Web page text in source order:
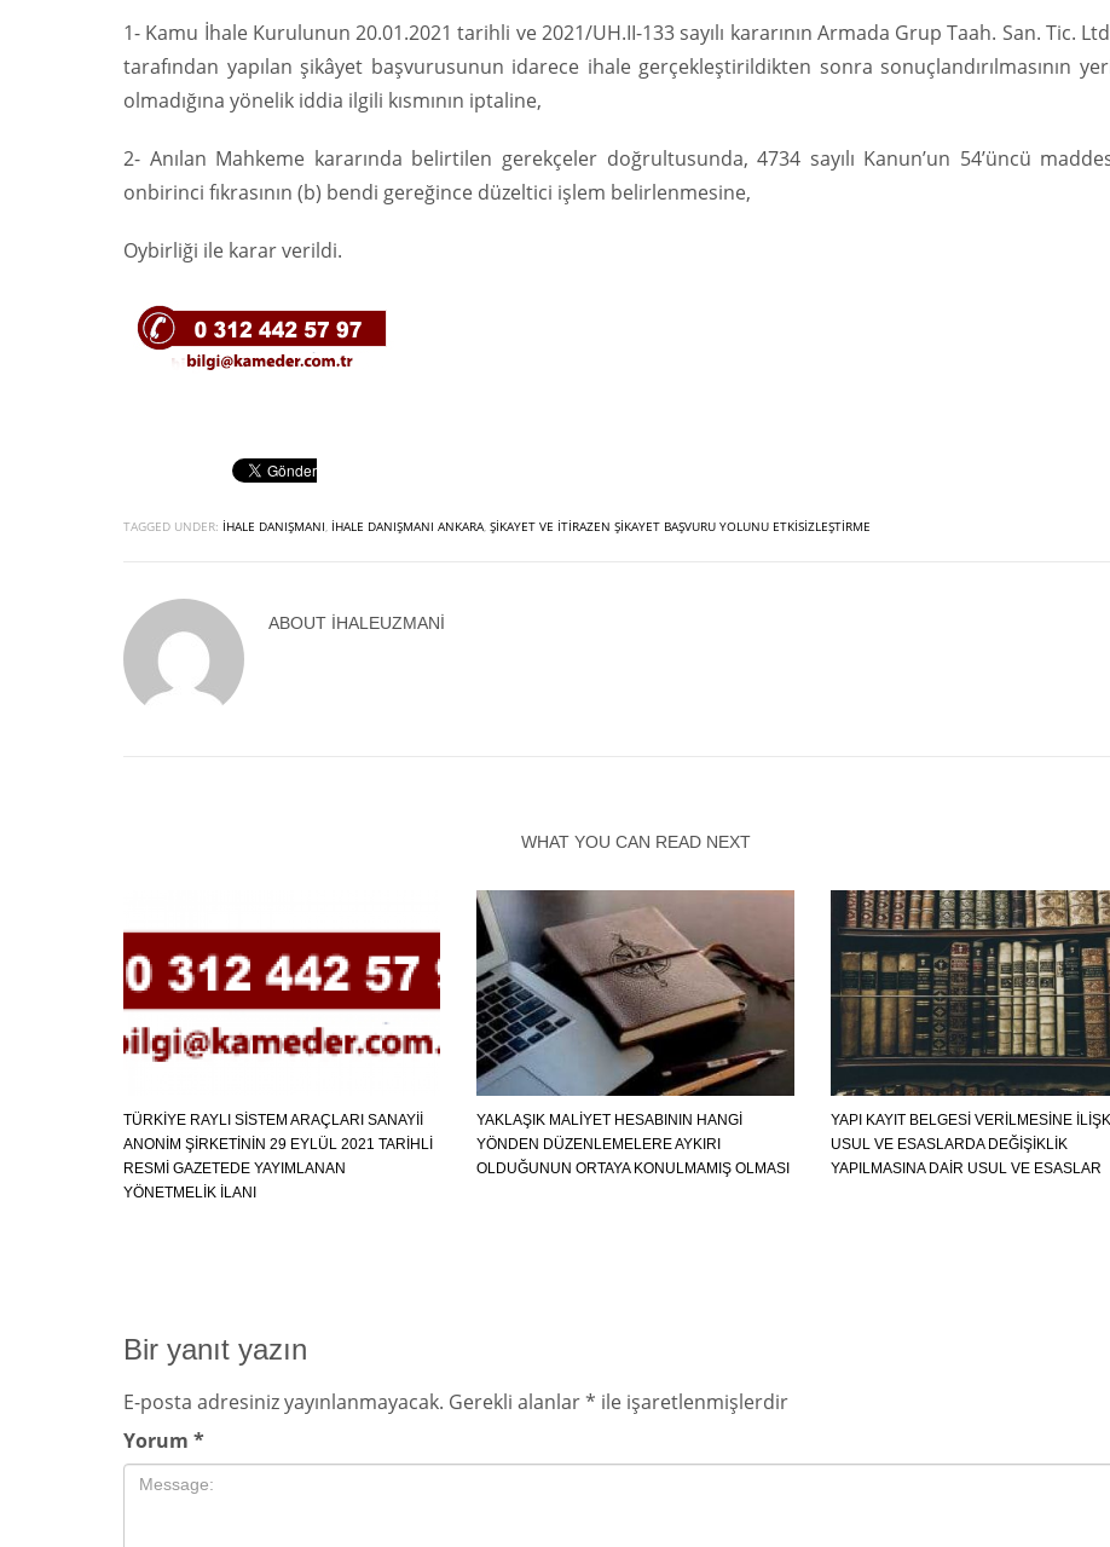
1- Kamu İhale Kurulunun 20.01.2021 tarihli ve 2021/UH.II-133 sayılı kararının Armada Grup Taah. San. Tic.
tarafından yapılan şikâyet başvurusunun idarece ihale gerçekleştirildikten sonra sonuçlandırılmasının
olmadığına yönelik iddia ilgili kısmının iptaline,
2- Anılan Mahkeme kararında belirtilen gerekçeler doğrultusunda, 4734 sayılı Kanun’un 54’üncü
onbirinci fıkrasının (b) bendi gereğince düzeltici işlem belirlenmesine,
Oybirliği ile karar verildi.
TAGGED UNDER: İHALE DANIŞMANI, İHALE DANIŞMANI ANKARA, ŞIKAYET VE ITIRAZEN ŞIKAYET BAŞVURU YOLUNU ETKISIZLEŞTIRME
ABOUT IHALEUZMANI
WHAT YOU CAN READ NEXT
TÜRKIYE RAYLI SISTEM ARAÇLARI SANAYII
ANONIM ŞIRKETININ 29 EYLÜL 2021 TARIHLI
RESMI GAZETEDE YAYIMLANAN
YÖNETMELIK İLANI
YAKLAŞIK MALIYET HESABININ HANGI
YÖNDEN DÜZENLEMELERE AYKIRI
OLDUĞUNUN ORTAYA KONULMAMIŞ OLMASI
YAPI KAYIT BELGESİ VERİLMESİNE
USUL VE ESASLARDA DEĞİŞİKLİK
YAPILMASINA DAİR USUL VE ESASLAR
Bir yanıt yazın
E-posta adresiniz yayınlanmayacak. Gerekli alanlar* ile işaretlenmişlerdir
Yorum *